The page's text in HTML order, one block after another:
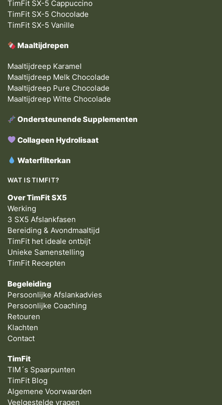
TimFit SX-5 Cappuccino
TimFit SX-5 Chocolade
TimFit SX-5 Vanille
Maaltijdrepen
Maaltijdreep Karamel
Maaltijdreep Melk Chocolade
Maaltijdreep Pure Chocolade
Maaltijdreep Witte Chocolade
Ondersteunende Supplementen
Collageen Hydrolisaat
Waterfilterkan
WAT IS TIMFIT?
Over TimFit SX5
Werking
3 SX5 Afslankfasen
Bereiding & Avondmaaltijd
TimFit het ideale ontbijt
Unieke Samenstelling
TimFit Recepten
Begeleiding
Persoonlijke Afslankadvies
Persoonlijke Coaching
Retouren
Klachten
Contact
TimFit
TIM´s Spaarpunten
TimFit Blog
Algemene Voorwaarden
Veelgestelde vragen